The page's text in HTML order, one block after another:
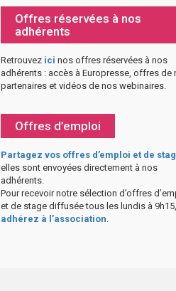
Offres réservées à nos
adhérents
Retrouvez ici nos offres réservées à nos
adhérents : accès à Europresse, offres de
partenaires et vidéos de nos webinaires.
Offres d’emploi
Partagez vos offres d’emploi et de
elles sont envoyées directement à nos
adhérents.
Pour recevoir notre sélection d’offres
et de stage diffusée tous les lundis à 9h15,
adhérez à l’association.